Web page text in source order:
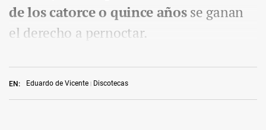
EN: Eduardo de Vicente Discotecas
de los catorce o quince añosse ganan
el derecho a pernoctar.